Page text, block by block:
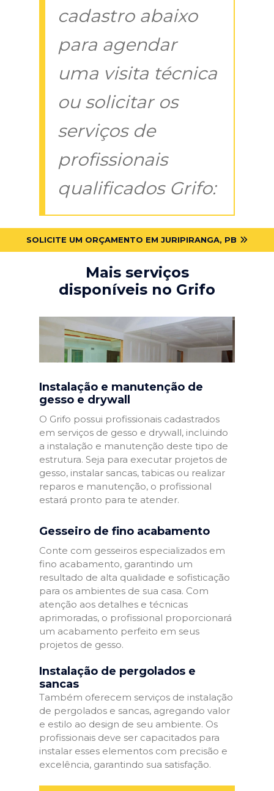
cadastro abaixo
para agendar
uma visita técnica
ou solicitar os
serviços de
profissionais
qualificados Grifo:
SOLICITE UM ORÇAMENTO EM JURIPIRANGA, PB
Mais serviços
disponíveis no Grifo
Instalação e manutenção de
gesso e drywall
O Grifo possui profissionais cadastrados
em serviços de gesso e drywall, incluindo
a instalação e manutenção deste tipo de
estrutura. Seja para executar projetos de
gesso, instalar sancas, tabicas ou realizar
reparos e manutenção, o profissional
estará pronto para te atender.
Gesseiro de fino acabamento
Conte com gesseiros especializados em
fino acabamento, garantindo um
resultado de alta qualidade e sofisticação
para os ambientes de sua casa. Com
atenção aos detalhes e técnicas
aprimoradas, o profissional proporcionará
um acabamento perfeito em seus
projetos de gesso.
Instalação de pergolados e
sancas
Também oferecem serviços de instalação
de pergolados e sancas, agregando valor
e estilo ao design de seu ambiente. Os
profissionais deve ser capacitados para
instalar esses elementos com precisão e
excelência, garantindo sua satisfação.